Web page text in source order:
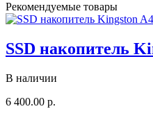
Рекомендуемые товары
SSD накопитель
В наличии
6 400.00 р.